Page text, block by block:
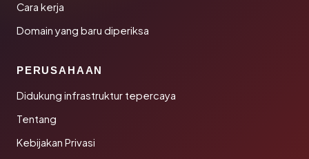
Cara kerja
Domain yang baru diperiksa
PERUSAHAAN
Didukung infrastruktur tepercaya
Tentang
Kebijakan Privasi